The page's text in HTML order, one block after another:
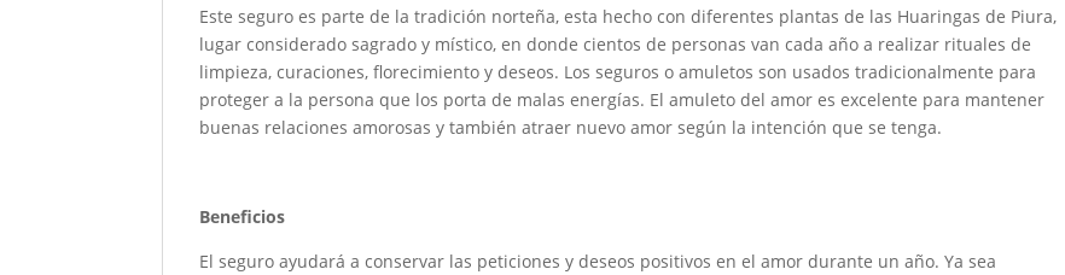
Este seguro es parte de la tradición norteña, esta hecho con diferentes plantas de las Huaringas de Piura,
lugar considerado sagrado y místico, en donde cientos de personas van cada año a realizar rituales de
limpieza, curaciones, florecimiento y deseos. Los seguros o amuletos son usados tradicionalmente para
proteger a la persona que los porta de malas energías. El amuleto del amor es excelente para mantener
buenas relaciones amorosas y también atraer nuevo amor según la intención que se tenga.
Beneficios
El seguro ayudará a conservar las peticiones y deseos positivos en el amor durante un año. Ya sea